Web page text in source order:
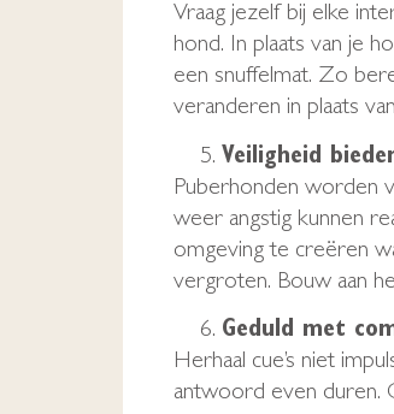
Vraag jezelf bij elke
hond. In plaats van je
een snuffelmat. Zo
veranderen in plaats
Veiligheid
Puberhonden worden
weer angstig kunnen
omgeving te creëren
vergroten. Bouw aan
Geduld met
Herhaal cue’s niet
antwoord even duren.